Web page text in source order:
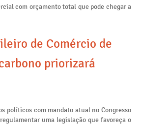
com orçamento total que pode chegar a
de Comércio de
priorizará
políticos com mandato atual no Congresso
uma legislação que favoreça o